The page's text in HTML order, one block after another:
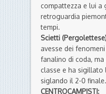
compattezza e lui a
retroguardia
tempi.
Scietti
avesse dei
fanalino di coda,
classe e ha sigillato
siglando il 2-0 finale.
CENTROCAMPISTI: